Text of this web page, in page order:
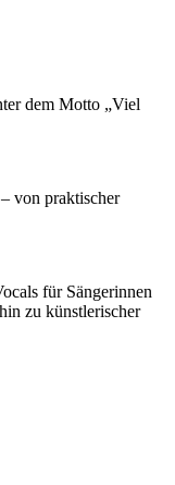
dem Motto „Viel
von praktischer
für Sängerinnen
zu künstlerischer